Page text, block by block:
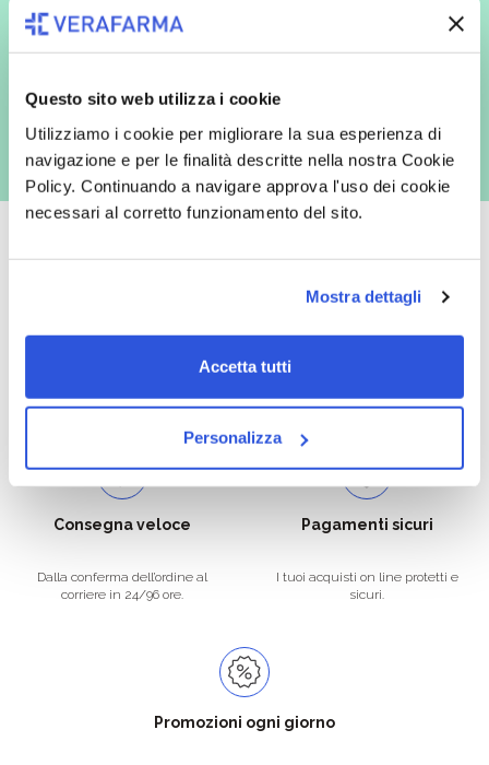
Questo sito web utilizza i cookie
Utilizziamo i cookie per migliorare la sua esperienza di
navigazione e per le finalità descritte nella nostra Cookie
Policy. Continuando a navigare approva l'uso dei cookie
necessari al corretto funzionamento del sito.
Mostra dettagli
Accetta tutti
Personalizza
espressamente al trattamento dei miei dati personali per finalità
commerciali da parte di Verafarma, tra cui invio di comunicazioni
marketing (con modalità telematiche - quali ad es. newsletter ed e-mail
Catalogo prodotti ampio e completo
Spedizione gratuita
Con un acquisto minimo di 29.90 €
Spedizioni in tutta Europa a 20€.
Consegna veloce
Dalla conferma dell’ordine al
corriere in 24/96 ore.
Pagamenti sicuri
I tuoi acquisti on line protetti e
sicuri.
Promozioni ogni giorno